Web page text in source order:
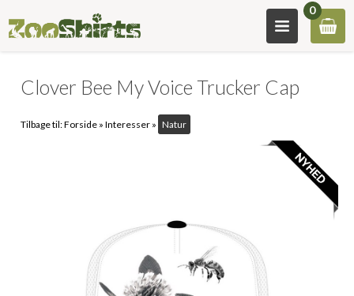
0
Clover Bee My Voice Trucker Cap
Tilbage til:Forside »Interesser » Natur